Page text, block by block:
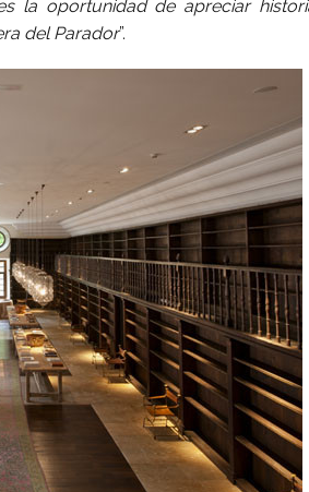
la oportunidad de apreciar
del Parador”.